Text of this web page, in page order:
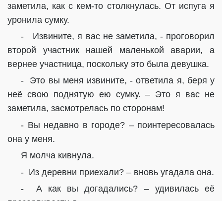
заметила, как с кем-то столкнулась. От испуга я
уронила сумку.
-
Извините, я вас не заметила, - проговорил
второй участник нашей маленькой аварии, а
вернее участница, поскольку это была девушка.
-
Это вы меня извините, - ответила я, беря у
неё свою поднятую ею сумку. – Это я вас не
заметила, засмотрелась по сторонам!
- Вы недавно в городе? – поинтересовалась
она у меня.
Я молча кивнула.
- Из деревни приехали? – вновь угадала она.
-
А как вы догадались? – удивилась её